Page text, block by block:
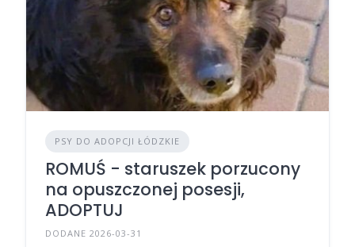
PSY DO ADOPCJI ŁÓDZKIE
ROMUŚ - staruszek porzucony
na opuszczonej posesji,
ADOPTUJ
DODANE 2026-03-31